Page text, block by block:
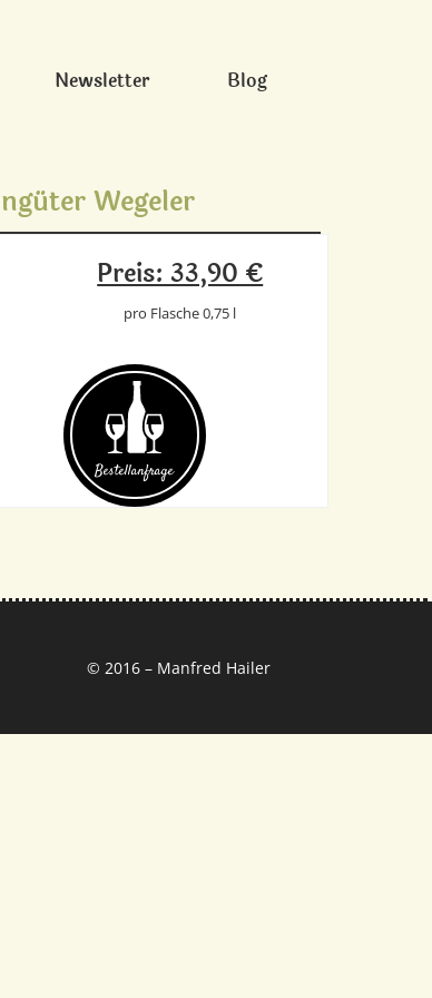
Newsletter Blog
Wegeler
Preis: 33,90 €
pro Flasche 0,75 l
Bestell­anfrage
© 2016 – Manfred Hailer